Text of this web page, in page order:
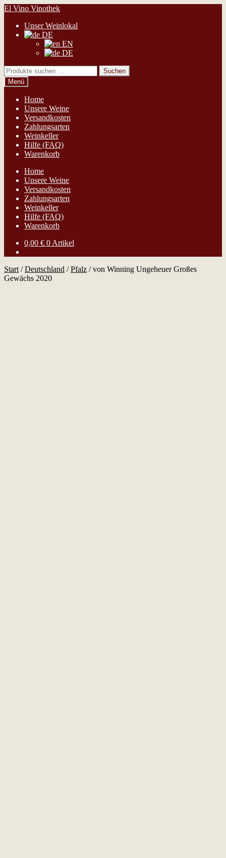
Zur
springen
Zum
springen
El Vino Vinothek
Unser Weinlokal
DE
EN
DE
Suchen
nach:
Suchen
Menü
Home
Unsere Weine
Versandkosten
Zahlungsarten
Weinkeller
Hilfe (FAQ)
Warenkorb
Home
Unsere Weine
Versandkosten
Zahlungsarten
Weinkeller
Hilfe (FAQ)
Warenkorb
0,00 € 0 Artikel
Start /Deutschland /Pfalz /von Winning Ungeheuer Großes
Gewächs 2020